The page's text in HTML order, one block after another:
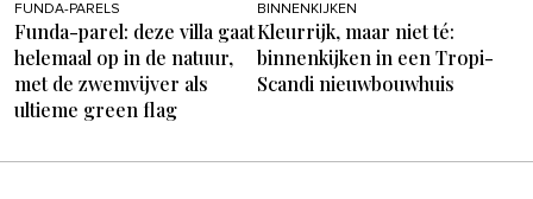
FUNDA-PARELS
Funda-parel: deze villa gaat
helemaal op in de natuur,
met de zwemvijver als
ultieme green flag
BINNENKIJKEN
Kleurrijk, maar niet té:
binnenkijken in een Tropi-
Scandi nieuwbouwhuis